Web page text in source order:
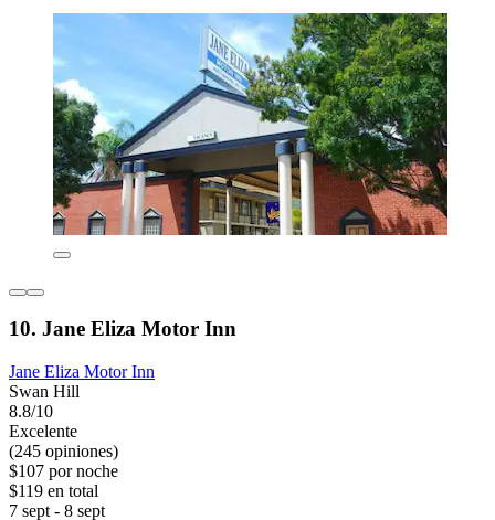
10. Jane Eliza Motor Inn
Jane Eliza Motor Inn
Swan Hill
8.8/10
Excelente
(245 opiniones)
$107 por noche
$119 en total
7 sept - 8 sept